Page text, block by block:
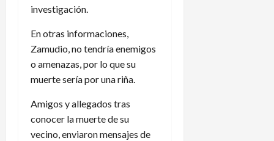
investigación.
En otras informaciones,
Zamudio, no tendría enemigos
o amenazas, por lo que su
muerte sería por una riña.
Amigos y allegados tras
conocer la muerte de su
vecino, enviaron mensajes de